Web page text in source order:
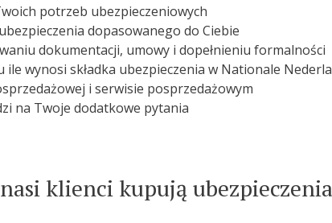
potrzeb ubezpieczeniowych
dopasowanego do Ciebie
dokumentacji, umowy i dopełnieniu formalności
ile wynosi składka ubezpieczenia w Nationale
i serwisie posprzedażowym
na Twoje dodatkowe pytania
klienci kupują